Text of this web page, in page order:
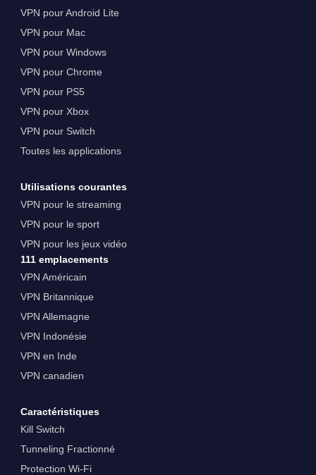
VPN pour Android Lite
VPN pour Mac
VPN pour Windows
VPN pour Chrome
VPN pour PS5
VPN pour Xbox
VPN pour Switch
Toutes les applications
Utilisations courantes
VPN pour le streaming
VPN pour le sport
VPN pour les jeux vidéo
111 emplacements
VPN Américain
VPN Britannique
VPN Allemagne
VPN Indonésie
VPN en Inde
VPN canadien
Caractéristiques
Kill Switch
Tunneling Fractionné
Protection Wi-Fi